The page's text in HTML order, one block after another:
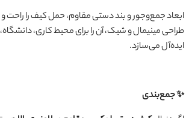
ابعاد جمع‌وجور و بند دستی مقاوم، حمل کیف را
طراحی مینیمال و شیک، آن را برای محیط کاری،
ایده‌آل می‌سازد.
✨ جمع‌بندی